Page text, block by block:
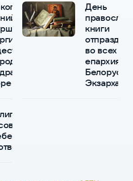
в
День
книги
во всех
епархиях
Экзархата
о